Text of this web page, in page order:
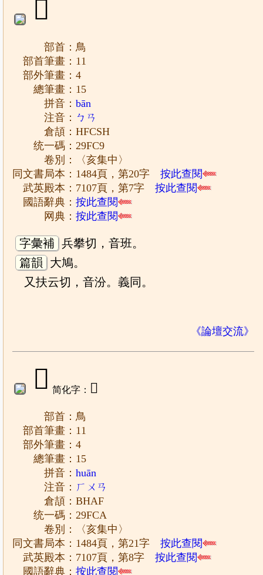
𩿉
部首：鳥
部首筆畫：11
部外筆畫：4
總筆畫：15
拼音：bān
注音： ㄅㄢ
倉頡：HFCSH
统一碼：29FC9
卷別：〈亥集中〉
同文書局本：1484頁，第20字按此查閱
武英殿本：7107頁，第7字按此查閱
國語辭典：按此查閱
网典：按此查閱
字彙補 兵攀切，音班。
篇韻
大鳩。
又扶云切，音汾。義同。
《論壇交流》
𩿊 简化字： 𱉒
部首：鳥
部首筆畫：11
部外筆畫：4
總筆畫：15
拼音：huān
注音： ㄏㄨㄢ
倉頡：BHAF
统一碼：29FCA
卷別：〈亥集中〉
同文書局本：1484頁，第21字按此查閱
武英殿本：7107頁，第8字按此查閱
國語辭典：按此查閱